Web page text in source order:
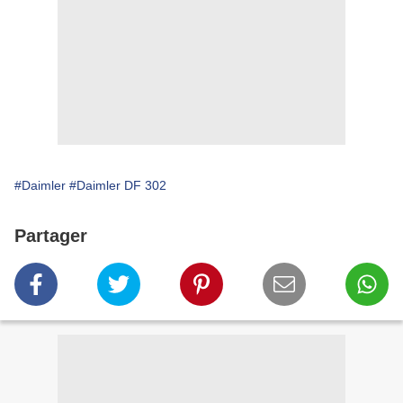
#Daimler #Daimler DF 302
Partager